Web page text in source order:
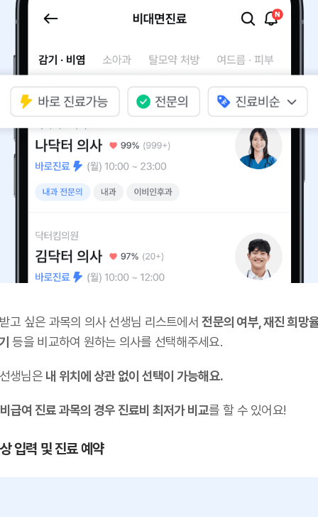
고 싶은 과목의 의사 선생님 리스트에서전문의 여부, 재진 희망
등을 비교하여 원하는 의사를 선택해주세요.
생님은 내 위치에 상관 없이 선택이 가능해요.
비급여 진료 과목의 경우 진료비 최저가 비교를 할 수 있어요!
입력 및 진료 예약